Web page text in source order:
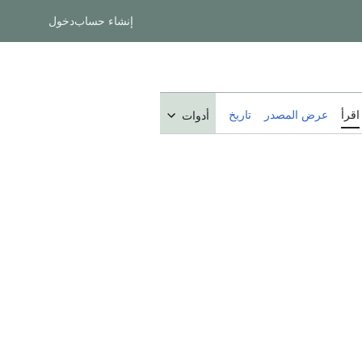
إنشاء حسابدخول
اقرأ عرض المصدر تاريخ أدوات